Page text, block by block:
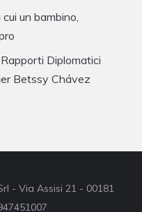
un bambino,
Diplomatici
Betssy Chávez
- Via Assisi 21 - 00181